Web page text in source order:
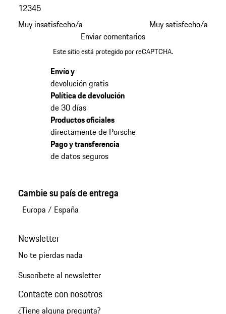
Muy insatisfecho/a
12345
Muy satisfecho/a
Enviar comentarios
Este sitio está protegido por reCAPTCHA.
Envío y
devolución gratis
Política de devolución
de 30 días
Productos oficiales
directamente de Porsche
Pago y transferencia
de datos seguros
Cambie su país de entrega
Europa / España
Newsletter
No te pierdas nada
Suscríbete al newsletter
Contacte con nosotros
¿Tiene alguna pregunta?